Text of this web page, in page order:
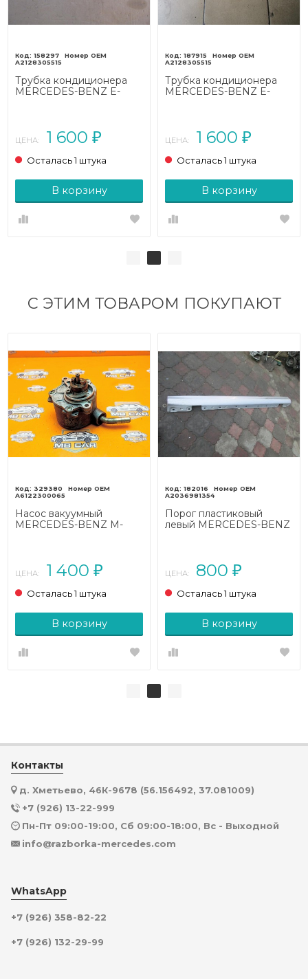
158297
A2128305515
Трубка кондиционера
MERCEDES-BENZ E-
ЦЕНА: 1 600 ₽
Осталась 1 штука
В корзину
187915
A2128305515
Трубка кондиционера
MERCEDES-BENZ E-
ЦЕНА: 1 600 ₽
Осталась 1 штука
В корзину
С ЭТИМ ТОВАРОМ ПОКУПАЮТ
329380
A6122300065
Насос вакуумный
MERCEDES-BENZ M-
ЦЕНА: 1 400 ₽
Осталась 1 штука
В корзину
182016
A2036981354
Порог пластиковый
левый MERCEDES-BENZ
ЦЕНА: 800 ₽
Осталась 1 штука
В корзину
Контакты
д. Хметьево, 46К-9678 (56.156492, 37.081009)
+7 (926) 13-22-999
Пн-Пт 09:00-19:00, Сб 09:00-18:00, Вс - Выходной
info@razborka-mercedes.com
WhatsApp
+7 (926) 358-82-22
+7 (926) 132-29-99